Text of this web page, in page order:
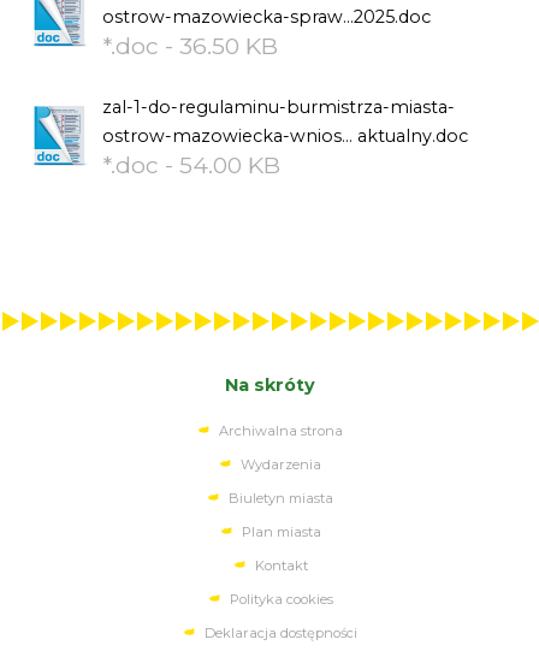
ostrow-mazowiecka-spraw...2025.doc
*.doc - 36.50 KB
zal-1-do-regulaminu-burmistrza-miasta-
ostrow-mazowiecka-wnios... aktualny.doc
*.doc - 54.00 KB
Na skróty
Archiwalna strona
Wydarzenia
Biuletyn miasta
Plan miasta
Kontakt
Polityka cookies
Deklaracja dostępności